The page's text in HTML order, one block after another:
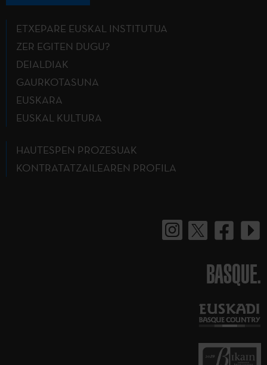
ETXEPARE EUSKAL INSTITUTUA
ZER EGITEN DUGU?
DEIALDIAK
GAURKOTASUNA
EUSKARA
EUSKAL KULTURA
HAUTESPEN PROZESUAK
KONTRATATZAILEAREN PROFILA
BASQUE.